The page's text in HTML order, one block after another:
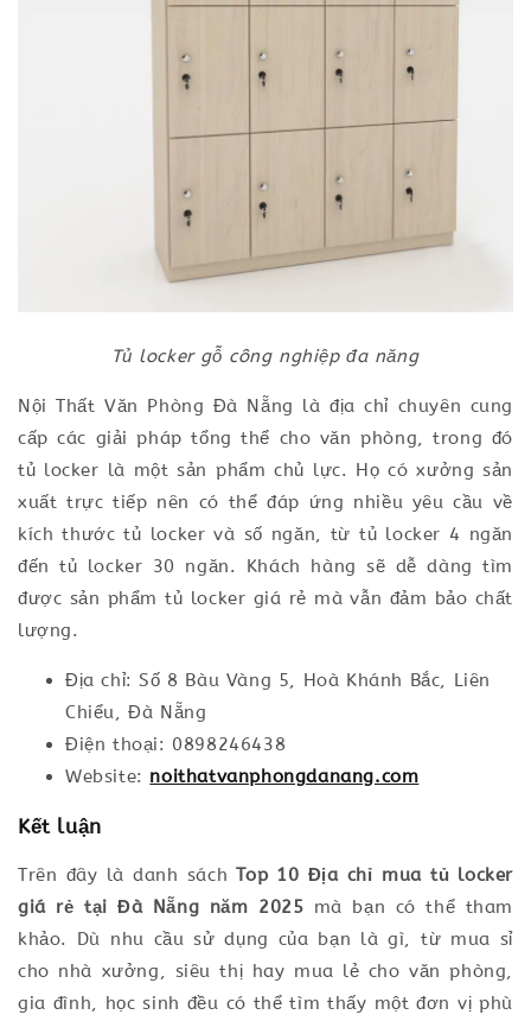
Tủ locker gỗ công nghiệp đa năng
Nội Thất Văn Phòng Đà Nẵng là địa chỉ chuyên cung
cấp các giải pháp tổng thể cho văn phòng, trong đó
tủ locker là một sản phẩm chủ lực. Họ có xưởng sản
xuất trực tiếp nên có thể đáp ứng nhiều yêu cầu về
kích thước tủ locker và số ngăn, từ tủ locker 4 ngăn
đến tủ locker 30 ngăn. Khách hàng sẽ dễ dàng tìm
được sản phẩm tủ locker giá rẻ mà vẫn đảm bảo chất
lượng.
Địa chỉ: Số 8 Bàu Vàng 5, Hoà Khánh Bắc, Liên
Chiểu, Đà Nẵng
Điện thoại: 0898246438
Website: noithatvanphongdanang.com
Kết luận
Trên đây là danh sáchTop 10 Địa chỉ mua tủ locker
giá rẻ tại Đà Nẵng năm 2025 mà bạn có thể tham
khảo. Dù nhu cầu sử dụng của bạn là gì, từ mua sỉ
cho nhà xưởng, siêu thị hay mua lẻ cho văn phòng,
gia đình, học sinh đều có thể tìm thấy một đơn vị phù